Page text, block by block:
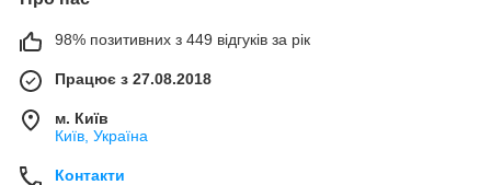
98% позитивних з 449 відгуків за рік
Працює з 27.08.2018
м. Київ
Київ, Україна
Контакти